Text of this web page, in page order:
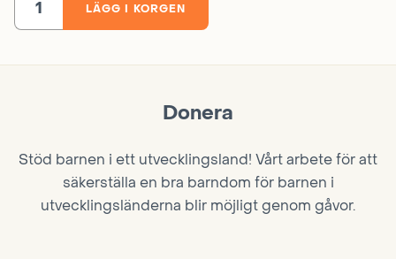
Julkort LÄGG I KORGEN
Donera
Stöd barnen i ett utvecklingsland! Vårt arbete för att
säkerställa en bra barndom för barnen i
utvecklingsländerna blir möjligt genom gåvor.